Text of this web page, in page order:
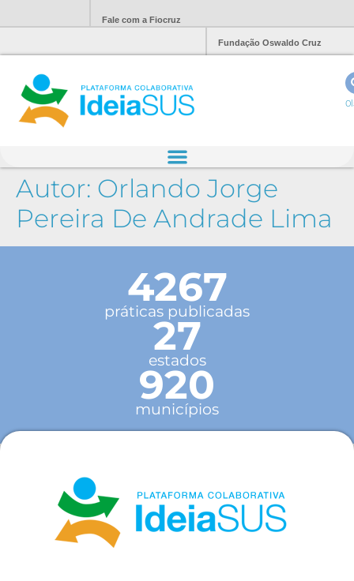
Fale com a Fiocruz
Fundação Oswaldo Cruz
Autor: Orlando Jorge
Pereira De Andrade Lima
4267
práticas publicadas
27
estados
920
municípios